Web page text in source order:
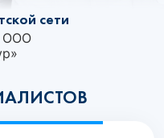
сети
ООО